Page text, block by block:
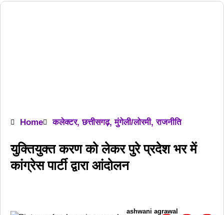
RECENT POSTS
Home कलेक्टर,छत्तीसगढ़,मुंगेली/लोरमी,राजनीति
युक्तियुक्त करण को लेकर पुरे प्रदेश भर में
कांग्रेस पार्टी द्वारा आंदोलन
ashwani agrawal